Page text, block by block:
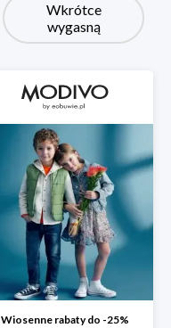
Wkrótce
wygasną
Wiosenne rabaty do -25%